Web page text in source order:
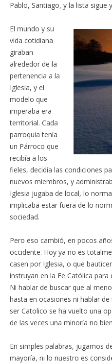
Pablo, Santiago, y la lista sigue
El mundo y su
vida cotidiana
giraban
alrededor de la
pertenencia a la
Iglesia, y el
modelo que
imperaba era
territorial. Cada
parroquia tenía
un Párroco que
recibía a los
fieles, decidía las condiciones
nuevos miembros, y
Iglesia jugaba de local, lo
implicaba estar fuera de lo
sociedad.
Pero eso cambió, en pocos
occidente. Hoy ya no es
casen por Iglesia, o que
instruyan en la Fe Católica
Ni hablar de buscar que al
hasta en ocasiones ni hablar
ser Catolico se ha vuelto una
de las veces una minoría no
En simples palabras, jugamos
mayoría, ni lo nuestro es